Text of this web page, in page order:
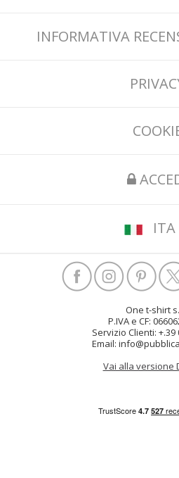
INFORMATIVA
ITA
One t-shirt
P.IVA e CF:
Servizio Clienti: +.39
Email:
Vai alla versione